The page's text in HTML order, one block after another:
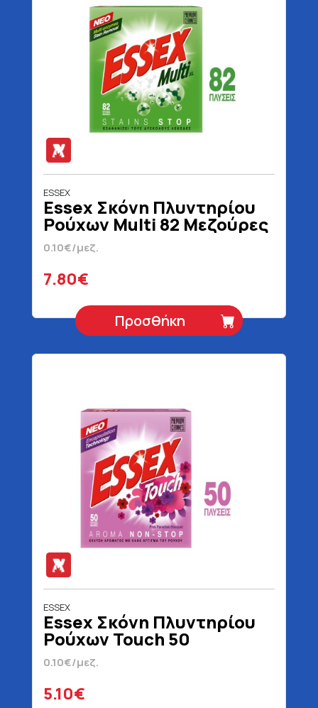
ESSEX
Essex Σκόνη Πλυντηρίου
Ρούχων Multi 82 Μεζούρες
3690 gr
0.10€/μεζ.
7.80€
Προσθήκη
ESSEX
Essex Σκόνη Πλυντηρίου
Ρούχων Touch 50
Μεζούρες 2.4 kg
0.10€/μεζ.
5.10€